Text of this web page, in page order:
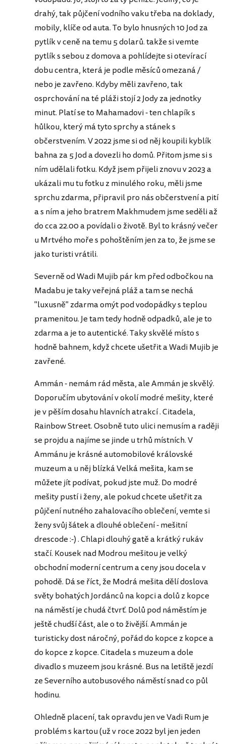
drahý, tak půjčení vodního vaku třeba na doklady,
mobily, klíče od auta. To bylo hnusných 10 Jod za
pytlík v ceně na temu 5 dolarů. takže si vemte
pytlík s sebou z domova a pohlídejte si otevírací
dobu centra, která je podle měsíců omezaná /
nebo je zavřeno. Kdyby měli zavřeno, tak
osprchování na té pláži stojí 2 Jody za jednotky
minut. Platí se to Mahamadovi - ten chlapík s
hůlkou, který má tyto sprchy a stánek s
občerstvením. V 2022 jsme si od něj koupili kyblík
bahna za 5 Jod a dovezli ho domů. Přitom jsme si s
ním udělali fotku. Když jsem přijeli znovu v 2023 a
ukázali mu tu fotku z minulého roku, měli jsme
sprchu zdarma, připravil pro nás občerstvení a pití
a s ním a jeho bratrem Makhmudem jsme seděli až
do cca 22.00 a povídali o životě. Byl to krásný večer
u Mrtvého moře s pohoštěním jen za to, že jsme se
jako turisti vrátili.
Severně od Wadi Mujib pár km před odbočkou na
Madabu je taky veřejná pláž a tam se nechá
"luxusně" zdarma omýt pod vodopádky s teplou
pramenitou. Je tam tedy hodně odpadků, ale je to
zdarma a je to autentické. Taky skvělé místo s
hodně bahnem, když chcete ušetřit a Wadi Mujib je
zavřené.
Ammán - nemám rád města, ale Ammán je skvělý.
Doporučím ubytování v okolí modré mešity, které
je v pěším dosahu hlavních atrakcí . Citadela,
Rainbow Street. Osobně tuto ulici nemusím a raději
se projdu a najíme se jinde u trhů místních. V
Ammánu je krásné automobilové královské
muzeum a u něj blízká Velká mešita, kam se
můžete jít podívat, pokud jste muž. Do modré
mešity pustí i ženy, ale pokud chcete ušetřit za
půjčení nutného zahalovacího oblečení, vemte si
ženy svůj šátek a dlouhé oblečení - mešitní
drescode :-) . Chlapi dlouhý gatě a krátký rukáv
stačí. Kousek nad Modrou mešitou je velký
obchodní moderní centrum a ceny jsou docela v
pohodě. Dá se říct, že Modrá mešita dělí doslova
světy bohatých Jordánců na kopci a dolů z kopce
na náměstí je chudá čtvrť. Dolů pod náměstím je
ještě chudší část, ale o to živější. Ammán je
turisticky dost náročný, pořád do kopce z kopce a
do kopce z kopce. Citadela s muzeum a dole
divadlo s muzeem jsou krásné. Bus na letiště jezdí
ze Severního autobusového náměstí snad co půl
hodinu.
Ohledně placení, tak opravdu jen ve Vadi Rum je
problém s kartou (už v roce 2022 byl jen jeden